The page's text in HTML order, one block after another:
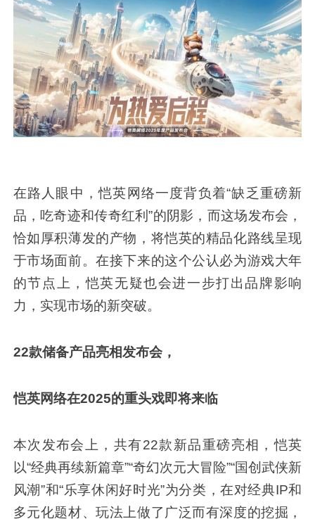
在路人眼中，恺英网络一度背负着“缺乏重磅新
品，吃奇迹和传奇红利”的阴影，而这场发布会，
恰如厚积薄发的产物，将恺英的精品化路线呈现
于市场面前。在接下来的这个公认必为游戏大年
的节点上，恺英无疑也会进一步打出品牌影响
力，实现市场的新突破。
22款储备产品亮相发布会，
恺英网络在2025的重头戏即将来临
本次发布会上，共有22款新品重磅亮相，恺英
以“经典再续新篇章”“奇幻次元大冒险”“国创武侠新
风潮”和“乐享休闲好时光”为分类，在对经典IP和
多元化题材、玩法上做了广泛而有深度的挖掘，